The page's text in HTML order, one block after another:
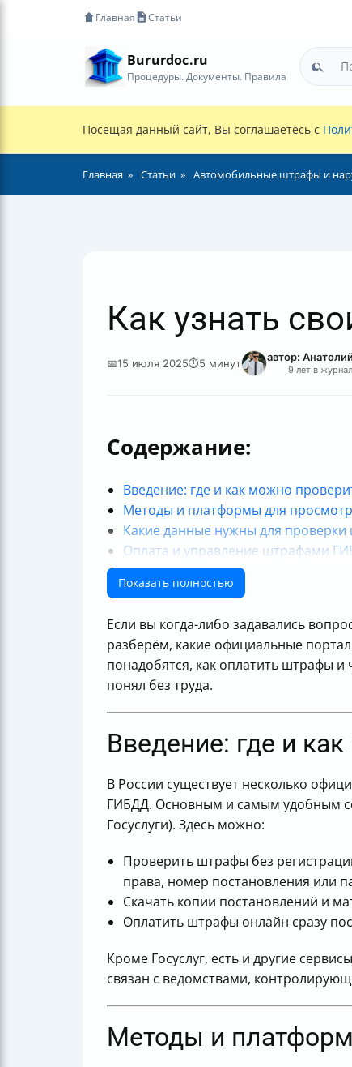
Главная Статьи
Bururdoc.ru
Процедуры. Документы. Правила
Посещая данный сайт, Вы соглашаетесь с
Главная Статьи Автомобильные штрафы и
Как узнать
📅15 июля 2025⏱5 минут автор:
9 лет в
Содержание:
Введение: где и как можно
Методы и платформы для
Какие данные нужны для проверки
Оплата и управление штрафами
Что делать при ошибках и
Полезные советы и рекомендации
Показать полностью
Если вы когда-либо задавались
разберём, какие официальные
понадобятся, как оплатить штрафы
понял без труда.
Введение: где и
В России существует несколько
ГИБДД. Основным и самым удобным
Госуслуги). Здесь можно:
Проверить штрафы без
права, номер постановления или
Скачать копии постановлений и
Оплатить штрафы онлайн сразу
Кроме Госуслуг, есть и другие
связан с ведомствами,
Методы и